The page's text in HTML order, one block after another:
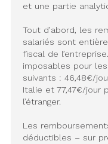
et une partie
Tout d’abord, les
salariés sont
fiscal de
imposables pour
suivants : 46,48€/
Italie et 77,47€/jour
l’étranger.
Les
déductibles – sur